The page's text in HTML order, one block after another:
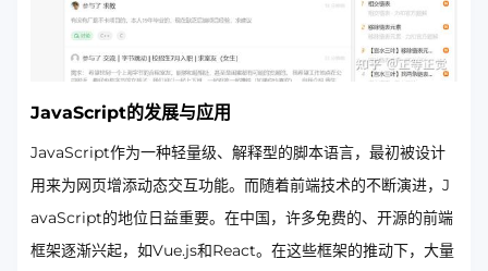
JavaScript的发展与应用
JavaScript作为一种轻量级、解释型的脚本语言，最初被设计
用来为网页增添动态交互功能。而随着前端技术的不断演进，J
avaScript的地位日益重要。在中国，许多免费的、开源的前端
框架逐渐兴起，如Vue.js和React。在这些框架的推动下，大量